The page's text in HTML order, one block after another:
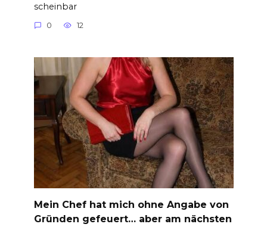
scheinbar
0 12
Mein Chef hat mich ohne Angabe von
Gründen gefeuert… aber am nächsten